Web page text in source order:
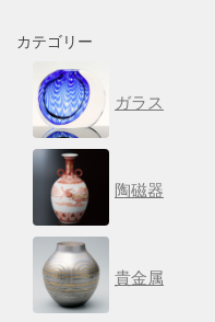
カテゴリー
ガラス
陶磁器
貴金属